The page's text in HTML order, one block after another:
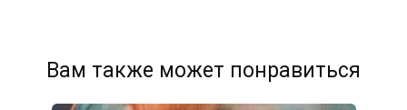
Вам также может понравиться